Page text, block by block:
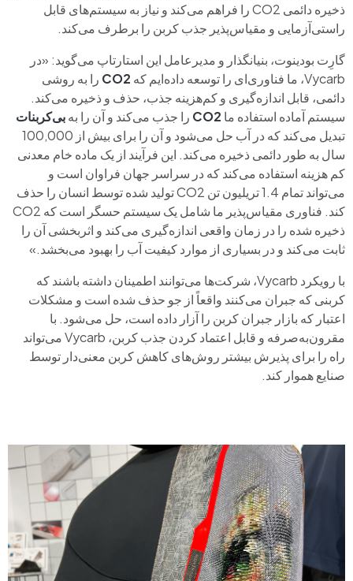
ذخیره دائمی CO2 را فراهم می‌کند و نیاز به سیستم‌های قابل
راستی‌آزمایی و مقیاس‌پذیر جذب کربن را برطرف می‌کند.
گارِت بودینوت، بنیانگذار و مدیرعامل این استارتاپ می‌گوید: «در
Vycarb، ما فناوری‌ای را توسعه داده‌ایم که
CO2 را به روشی
دائمی، قابل اندازه‌گیری و کم‌هزینه جذب، حذف و ذخیره می‌کند.
سیستم آماده استفاده ما CO2 را جذب می‌کند و آن را بهبی‌کربنات
تبدیل می‌کند که در آب حل می‌شود و آن را برای بیش از 100,000
سال به طور دائمی ذخیره می‌کند. این فرآیند از یک ماده خام معدنی
کم هزینه استفاده می‌کند که در سراسر جهان فراوان است و
می‌تواند تمام 1.4 تریلیون تن CO2 تولید شده توسط انسان را حذف
کند. فناوری مقیاس‌پذیر ما شامل یک سیستم حسگر است که CO2
ذخیره شده را در زمان واقعی اندازه‌گیری می‌کند و اثربخشی آن را
ثابت می‌کند و در بسیاری از موارد کیفیت آب را بهبود می‌بخشد.»
با رویکرد Vycarb، شرکت‌ها می‌توانند اطمینان داشته باشند که
کربنی که جبران می‌کنند واقعاً از جو حذف شده است و مشکلات
اعتبار که بازار جبران کربن را آزار داده است، حل می‌شود. با
مقرون‌به‌صرفه و قابل اعتماد کردن جذب کربن، Vycarb می‌تواند
راه را برای پذیرش بیشتر روش‌های کاهش کربن معنی‌دار توسط
صنایع هموار کند.